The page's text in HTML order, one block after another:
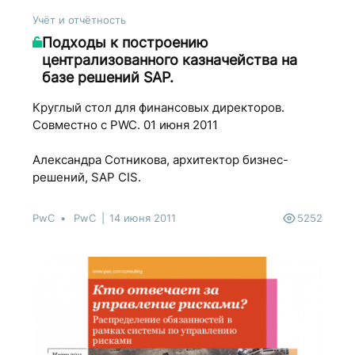
Учёт и отчётность
Подходы к построению
централизованного казначейства на
базе решений SAP.
Круглый стол для финансовых директоров.
Совместно с PWC. 01 июня 2011
Александра Сотникова, архитектор бизнес-
решений, SAP CIS.
PwC PwC 14 июня 2011 5252